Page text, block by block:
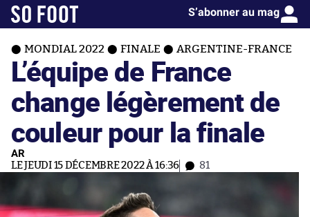
S’abonner au mag
MONDIAL 2022 FINALE ARGENTINE-FRANCE
L’équipe de France
change légèrement de
couleur pour la finale
AR
LE JEUDI 15 DÉCEMBRE 2022 À 16:36 81